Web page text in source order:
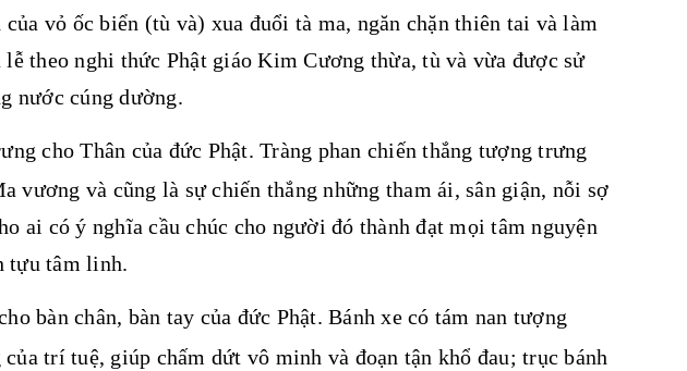
vỏ ốc biển (tù và) xua đuổi tà ma, ngăn chặn thiên tai và làm
theo nghi thức Phật giáo Kim Cương thừa, tù và vừa được sử
nước cúng dường.
cho Thân của đức Phật. Tràng phan chiến thắng tượng trưng
vương và cũng là sự chiến thắng những tham ái, sân giận, nỗi sợ
ai có ý nghĩa cầu chúc cho người đó thành đạt mọi tâm nguyện
tựu tâm linh.
bàn chân, bàn tay của đức Phật. Bánh xe có tám nan tượng
trí tuệ, giúp chấm dứt vô minh và đoạn tận khổ đau; trục bánh